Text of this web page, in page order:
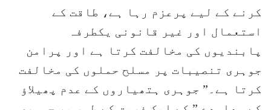
کرنے کے لیے پرعزم رہا ہے، طاقت کے
استعمال اور غیر قانونی یکطرفہ
پابندیوں کی مخالفت کرتا ہے اور پرامن
جوہری تنصیبات پر مسلح حملوں کی مخالفت
کرتا ہے۔” جوہری ہتھیاروں کے عدم پھیلاؤ